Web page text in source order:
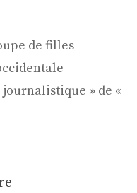
de filles
journalistique » de «